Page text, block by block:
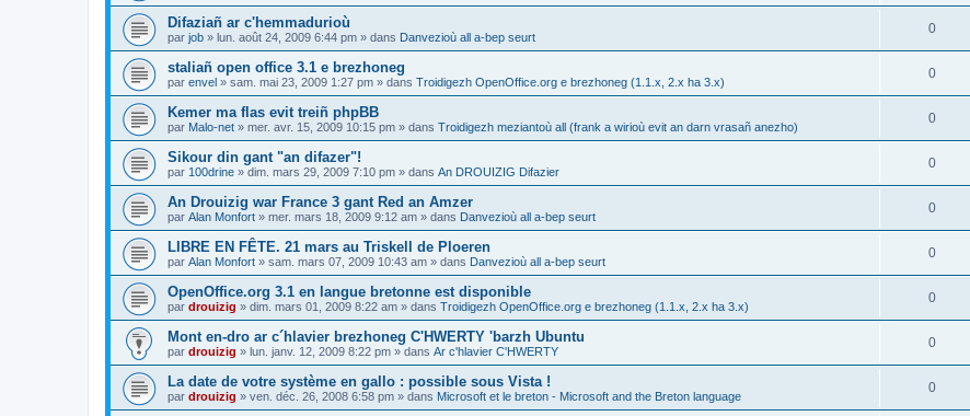
Difaziañ ar c'hemmadurioù
par job » lun. août 24, 2009 6:44 pm » dans Danvezioù all a-bep seurt
0
staliañ open office 3.1 e brezhoneg
par envel » sam. mai 23, 2009 1:27 pm » dans Troidigezh OpenOffice.org e brezhoneg (1.1.x, 2.x ha 3.x)
0
Kemer ma flas evit treiñ phpBB
par Malo-net » mer. avr. 15, 2009 10:15 pm » dans Troidigezh meziantoù all (frank a wirioù evit an darn vrasañ anezho)
0
Sikour din gant "an difazer"!
par 100drine » dim. mars 29, 2009 7:10 pm » dans An DROUIZIG Difazier
0
An Drouizig war France 3 gant Red an Amzer
par Alan Monfort » mer. mars 18, 2009 9:12 am » dans Danvezioù all a-bep seurt
0
LIBRE EN FÊTE. 21 mars au Triskell de Ploeren
par Alan Monfort » sam. mars 07, 2009 10:43 am » dans Danvezioù all a-bep seurt
0
OpenOffice.org 3.1 en langue bretonne est disponible
par drouizig » dim. mars 01, 2009 8:22 am » dans Troidigezh OpenOffice.org e brezhoneg (1.1.x, 2.x ha 3.x)
0
Mont en-dro ar c´hlavier brezhoneg C'HWERTY 'barzh Ubuntu
par drouizig » lun. janv. 12, 2009 8:22 pm » dans Ar c'hlavier C'HWERTY
0
La date de votre système en gallo : possible sous Vista !
par drouizig » ven. déc. 26, 2008 6:58 pm » dans Microsoft et le breton - Microsoft and the Breton language
0